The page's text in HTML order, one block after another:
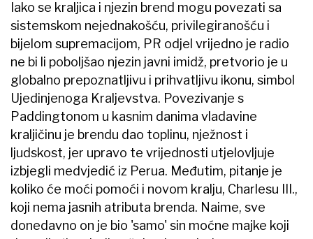
Iako se kraljica i njezin brend mogu povezati sa
sistemskom nejednakošću, privilegiranošću i
bijelom supremacijom, PR odjel vrijedno je radio
ne bi li poboljšao njezin javni imidž, pretvorio je u
globalno prepoznatljivu i prihvatljivu ikonu, simbol
Ujedinjenoga Kraljevstva. Povezivanje s
Paddingtonom u kasnim danima vladavine
kraljičinu je brendu dao toplinu, nježnost i
ljudskost, jer upravo te vrijednosti utjelovljuje
izbjegli medvjedić iz Perua. Međutim, pitanje je
koliko će moći pomoći i novom kralju, Charlesu III.,
koji nema jasnih atributa brenda. Naime, sve
donedavno on je bio 'samo' sin moćne majke koji